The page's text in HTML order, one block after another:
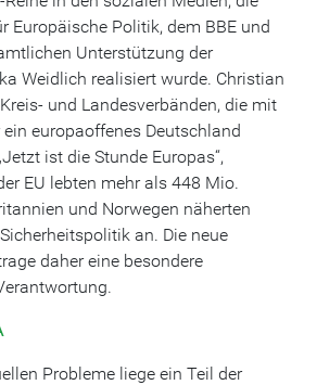
Europäische Politik, dem BBE und
Unterstützung der
Weidlich realisiert wurde. Christian
und Landesverbänden, die mit
europaoffenes Deutschland
ist die Stunde Europas“,
EU lebten mehr als 448 Mio.
und Norwegen näherten
an. Die neue
daher eine besondere
Probleme liege ein Teil der